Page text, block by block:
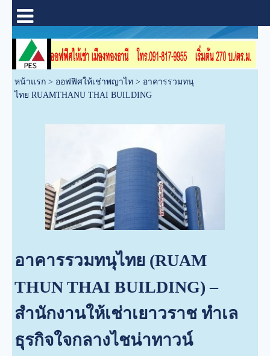
หน้าแรก > ออฟฟิศให้เช่าพญาไท > อาคารรวมทนุ
ไทย RUAMTHANU THAI BUILDING
อาคารรวมทนุไทย (RUAM
THUN THAI BUILDING) –
สำนักงานให้เช่าเยาวราช ทำเล
ธุรกิจใจกลางไชน่าทาวน์